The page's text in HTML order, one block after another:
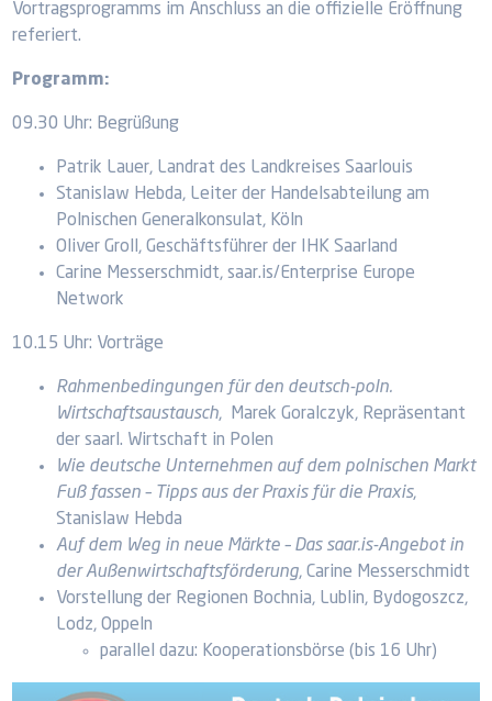
Vortragsprogramms im Anschluss an die offizielle Eröffnung
referiert.
Programm:
09.30 Uhr: Begrüßung
Patrik Lauer, Landrat des Landkreises Saarlouis
Stanislaw Hebda, Leiter der Handelsabteilung am
Polnischen Generalkonsulat, Köln
Oliver Groll, Geschäftsführer der IHK Saarland
Carine Messerschmidt, saar.is/Enterprise Europe
Network
10.15 Uhr: Vorträge
Rahmenbedingungen für den deutsch-poln.
Wirtschaftsaustausch,
Marek Goralczyk, Repräsentant
der saarl. Wirtschaft in Polen
Wie deutsche Unternehmen auf dem polnischen Markt
Fuß fassen – Tipps aus der Praxis für die Praxis,
Stanislaw Hebda
Auf dem Weg in neue Märkte – Das saar.is-Angebot in
der Außenwirtschaftsförderung, Carine Messerschmidt
Vorstellung der Regionen Bochnia, Lublin, Bydogoszcz,
Lodz, Oppeln
parallel dazu: Kooperationsbörse (bis 16 Uhr)